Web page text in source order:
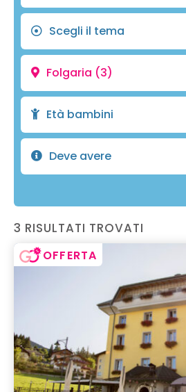
Scegli il tema
Folgaria (3)
Età bambini
Deve avere
3 RISULTATI TROVATI
OFFERTA